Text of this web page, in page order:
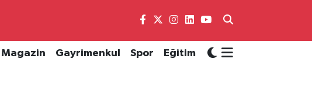
Magazin Gayrimenkul Spor Eğitim